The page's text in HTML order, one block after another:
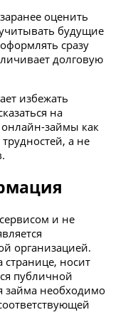
оценить
будущие
сразу
долговую
избежать
на
займы как
а не
и не
организацией.
носит
публичной
займа необходимо